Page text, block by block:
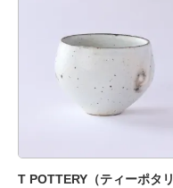
T POTTERY（ティーポタリ